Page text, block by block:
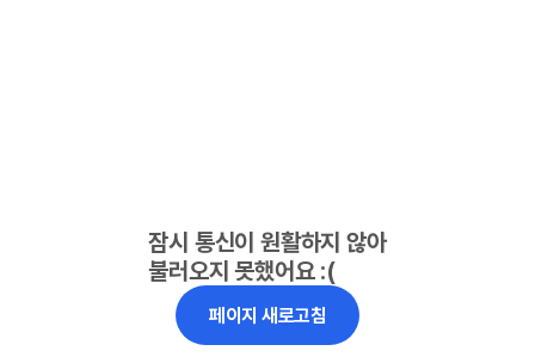
잠시 통신이 원활하지 않아
불러오지 못했어요 :(
페이지 새로고침